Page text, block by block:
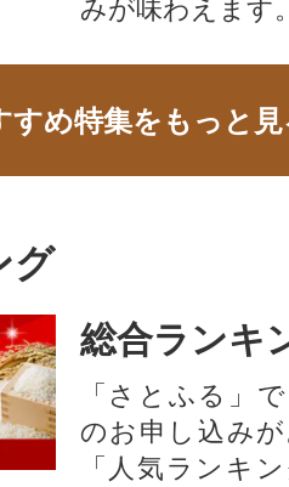
みが味わえます
すめ特集をもっと
グ
総合ランキ
「さとふる」
のお申し込み
「人気ランキ